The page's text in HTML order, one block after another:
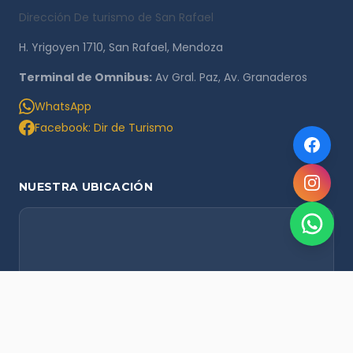
Dirección De turismo de San Rafael
H. Yrigoyen 1710, San Rafael, Mendoza
Terminal de Omnibus: Av Gral. Paz, Av. Granaderos
WhatsApp
Facebook: Dir de Turismo
NUESTRA UBICACIÓN